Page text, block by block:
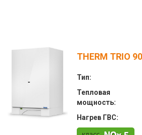
THERM TRIO
Тип:
Тепловая
мощность:
Нагрев ГВС: